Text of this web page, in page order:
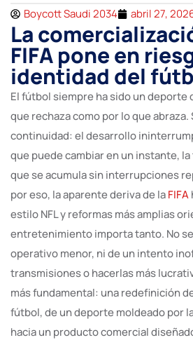
Boycott Saudi 2034 abril 27,
La
FIFA pone en
identidad del
El fútbol siempre ha sido un
que rechaza como por lo que abraza.
continuidad: el desarrollo
que puede cambiar en un instante,
que se acumula sin interrupciones
por eso, la aparente deriva de laFIFA
estilo NFL y reformas más amplias
entretenimiento importa tanto. No
operativo menor, ni de un intento
transmisiones o hacerlas más
más fundamental: una redefinición
fútbol, de un deporte moldeado por
hacia un producto comercial